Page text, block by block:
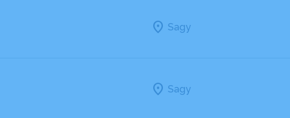
Sagy
Sagy